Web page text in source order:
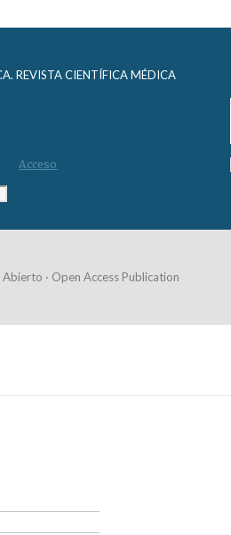
REVISTA CIENTÍFICA MÉDICA
Acceso
· Open Access Publication